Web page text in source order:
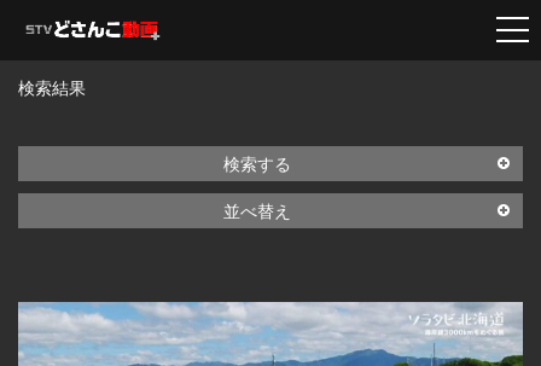
検索結果
検索する
並べ替え